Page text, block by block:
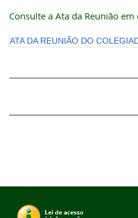
Consulte a Ata da Reunião
ATA DA REUNIÃO DO